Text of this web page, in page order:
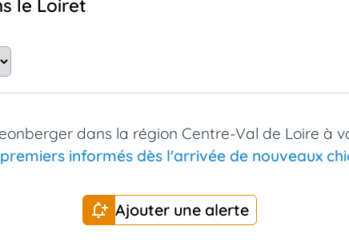
le Loiret
dans la région Centre-Val de Loire à
informés dès l'arrivée de nouveaux
Ajouter une alerte